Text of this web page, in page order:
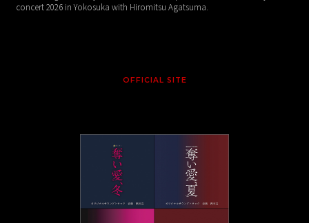
concert 2026 in Yokosuka with Hiromitsu Agatsuma.
OFFICIAL SITE